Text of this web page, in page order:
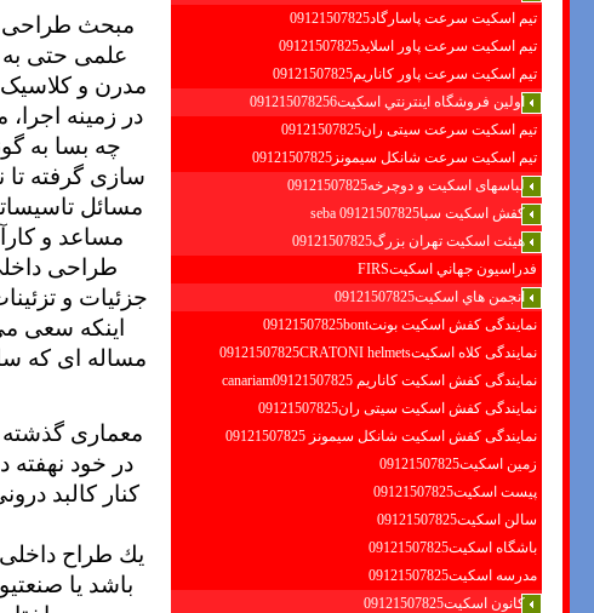
تیم اسکیت سرعت پاسارگاد09121507825
تیم اسکیت سرعت پاور اسلاید09121507825
تیم اسکیت سرعت پاور کاناریم09121507825
اولين فروشگاه اينترنتي اسكيت091215078256
تیم اسکیت سرعت سیتی ران09121507825
تیم اسکیت سرعت شانکل سیمونز09121507825
لباسهای اسکیت و دوچرخه09121507825
کفش اسکیت سبا09121507825 seba
هیئت اسکیت تهران بزرگ09121507825
فدراسيون جهاني اسكيتFIRS
انجمن هاي اسكيت09121507825
نمایندگی کفش اسکیت بونت09121507825bont
نمایندگی کلاه اسکیت09121507825CRATONI helmets
نمایندگی کفش اسکیت كاناريم canariam09121507825
نمایندگی کفش اسکیت سیتی ران09121507825
نمایندگی کفش اسکیت شانكل سيمونز 09121507825
زمین اسکیت09121507825
پیست اسکیت09121507825
سالن اسکیت09121507825
باشگاه اسکیت09121507825
مدرسه اسکیت09121507825
کانون اسکیت09121507825
مبحث طراحی
علمی حتی به
مدرن و
در زمینه
چه بسا به
سازی گرفته
مسائل
مساعد و
طراحی
جزئیات و
اینکه سعی
مساله ای که
معماری
در خود نهفته
کنار کالبد
یك طراح
باشد یا